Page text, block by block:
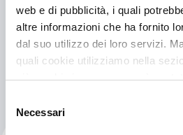
web e di pubblicità, i quali
altre informazioni che ha fornito
dal suo utilizzo dei loro servizi.
quali cookie utilizziamo nella
più su chi siamo, come può
può trovare nel footer del sito
delNecessari
070845955
Chiama ora